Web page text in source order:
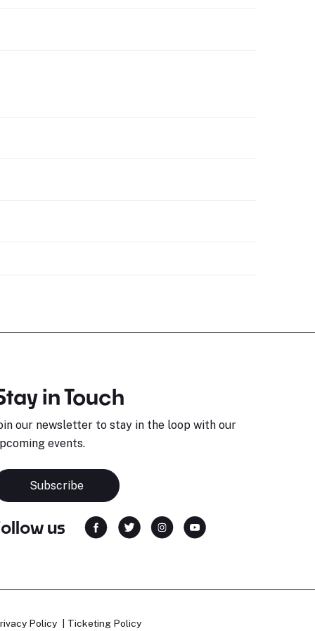
in Touch
our newsletter to stay in the loop with our
events.
Subscribe
us
Policy Ticketing Policy